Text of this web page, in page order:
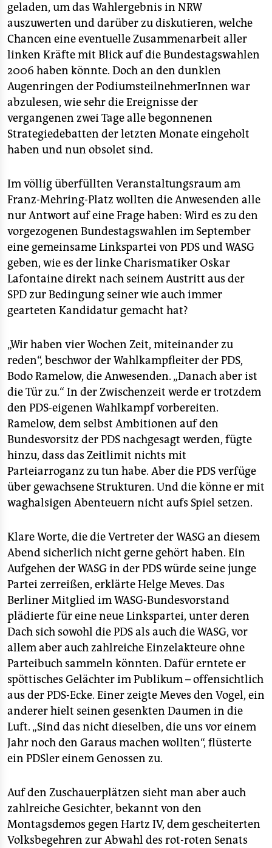
geladen, um das Wahlergebnis in NRW
auszuwerten und darüber zu diskutieren, welche
Chancen eine eventuelle Zusammenarbeit aller
linken Kräfte mit Blick auf die Bundestagswahlen
2006 haben könnte. Doch an den dunklen
Augenringen der PodiumsteilnehmerInnen war
abzulesen, wie sehr die Ereignisse der
vergangenen zwei Tage alle begonnenen
Strategiedebatten der letzten Monate eingeholt
haben und nun obsolet sind.
Im völlig überfüllten Veranstaltungsraum am
Franz-Mehring-Platz wollten die Anwesenden alle
nur Antwort auf eine Frage haben: Wird es zu den
vorgezogenen Bundestagswahlen im September
eine gemeinsame Linkspartei von PDS und WASG
geben, wie es der linke Charismatiker Oskar
Lafontaine direkt nach seinem Austritt aus der
SPD zur Bedingung seiner wie auch immer
gearteten Kandidatur gemacht hat?
„Wir haben vier Wochen Zeit, miteinander zu
reden“, beschwor der Wahlkampfleiter der PDS,
Bodo Ramelow, die Anwesenden. „Danach aber ist
die Tür zu.“ In der Zwischenzeit werde er trotzdem
den PDS-eigenen Wahlkampf vorbereiten.
Ramelow, dem selbst Ambitionen auf den
Bundesvorsitz der PDS nachgesagt werden, fügte
hinzu, dass das Zeitlimit nichts mit
Parteiarroganz zu tun habe. Aber die PDS verfüge
über gewachsene Strukturen. Und die könne er mit
waghalsigen Abenteuern nicht aufs Spiel setzen.
Klare Worte, die die Vertreter der WASG an diesem
Abend sicherlich nicht gerne gehört haben. Ein
Aufgehen der WASG in der PDS würde seine junge
Partei zerreißen, erklärte Helge Meves. Das
Berliner Mitglied im WASG-Bundesvorstand
plädierte für eine neue Linkspartei, unter deren
Dach sich sowohl die PDS als auch die WASG, vor
allem aber auch zahlreiche Einzelakteure ohne
Parteibuch sammeln könnten. Dafür erntete er
spöttisches Gelächter im Publikum – offensichtlich
aus der PDS-Ecke. Einer zeigte Meves den Vogel, ein
anderer hielt seinen gesenkten Daumen in die
Luft. „Sind das nicht dieselben, die uns vor einem
Jahr noch den Garaus machen wollten“, flüsterte
ein PDSler einem Genossen zu.
Auf den Zuschauerplätzen sieht man aber auch
zahlreiche Gesichter, bekannt von den
Montagsdemos gegen Hartz IV, dem gescheiterten
Volksbegehren zur Abwahl des rot-roten Senats